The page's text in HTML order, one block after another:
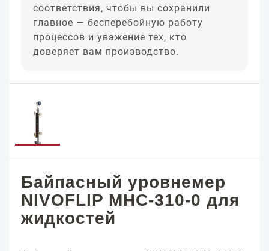
соответствия, чтобы вы сохранили
главное — бесперебойную работу
процессов и уважение тех, кто
доверяет вам производство.
Байпасный уровнемер
NIVOFLIP MHC-310-0 для
жидкостей